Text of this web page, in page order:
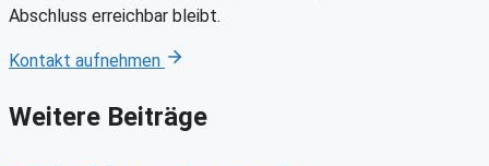
Abschluss erreichbar bleibt.
Kontakt aufnehmen
Weitere Beiträge